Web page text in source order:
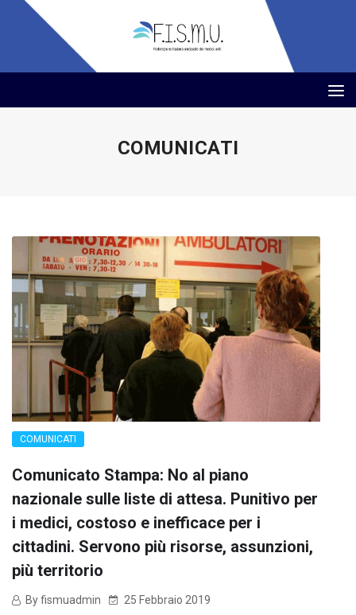
COMUNICATI
COMUNICATI
Comunicato Stampa: No al piano
nazionale sulle liste di attesa. Punitivo per
i medici, costoso e inefficace per i
cittadini. Servono più risorse, assunzioni,
più territorio
By fismuadmin 25 Febbraio 2019